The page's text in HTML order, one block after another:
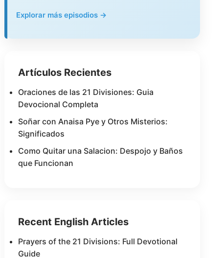
Explorar más episodios →
Artículos Recientes
Oraciones de las 21 Divisiones: Guia
Devocional Completa
Soñar con Anaisa Pye y Otros Misterios:
Significados
Como Quitar una Salacion: Despojo y Baños
que Funcionan
Recent English Articles
Prayers of the 21 Divisions: Full Devotional
Guide